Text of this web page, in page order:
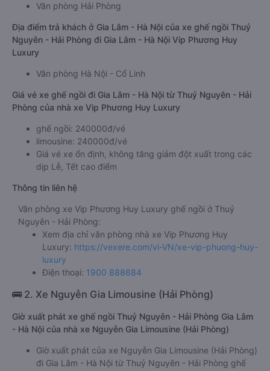
Văn phòng Hải Phòng
Địa điểm trả khách ở Gia Lâm - Hà Nội của xe ghế ngồi Thuỷ
Nguyên - Hải Phòng đi Gia Lâm - Hà Nội Vip Phương Huy
Luxury
Văn phòng Hà Nội - Cổ Linh
Giá vé xe ghế ngồi đi Gia Lâm - Hà Nội từ Thuỷ Nguyên - Hải
Phòng của nhà xe Vip Phương Huy Luxury
ghế ngồi: 240000đ/vé
limousine: 240000đ/vé
Giá vé xe ổn định, không tăng giảm đột xuất trong các
dịp Lễ, Tết cao điểm
Thông tin liên hệ
Văn phòng xe Vip Phương Huy Luxury ghế ngồi ở Thuỷ
Nguyên - Hải Phòng:
Xem địa chỉ văn phòng nhà xe Vip Phương Huy
Luxury: https://vexere.com/vi-VN/xe-vip-phuong-huy-
luxury
Điện thoại: 1900 888684
🚌 2. Xe Nguyễn Gia Limousine (Hải Phòng)
Giờ xuất phát xe ghế ngồi Thuỷ Nguyên - Hải Phòng Gia Lâm
- Hà Nội của nhà xe Nguyễn Gia Limousine (Hải Phòng)
Giờ xuất phát của xe Nguyễn Gia Limousine (Hải Phòng)
đi Gia Lâm - Hà Nội từ Thuỷ Nguyên - Hải Phòng ghế